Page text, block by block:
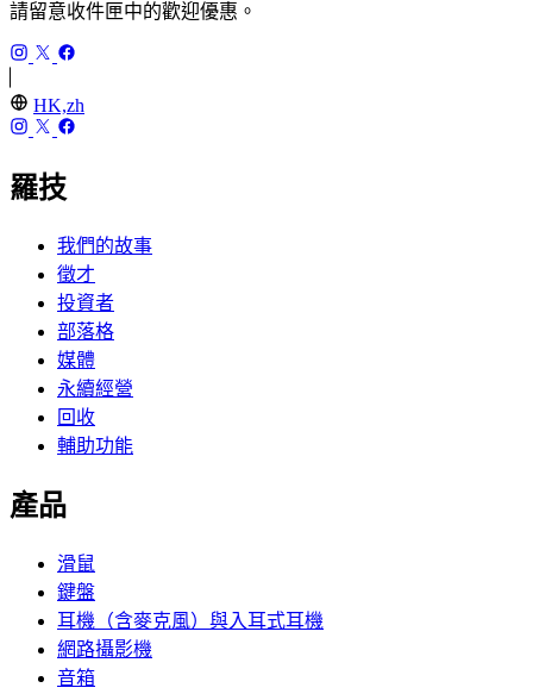
請留意收件匣中的歡迎優惠。
HK,zh
羅技
我們的故事
徵才
投資者
部落格
媒體
永續經營
回收
輔助功能
產品
滑鼠
鍵盤
耳機（含麥克風）與入耳式耳機
網路攝影機
音箱